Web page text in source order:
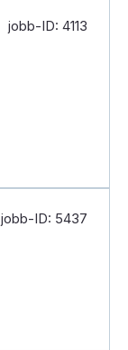
jobb-ID: 4113
jobb-ID: 5437